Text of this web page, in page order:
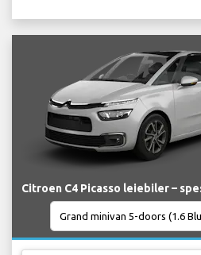
Citroen C4 Picasso leiebiler –